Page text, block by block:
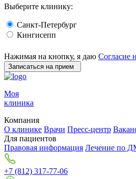
Выберите клинику:
Санкт-Петербург
Кингисепп
Нажимая на кнопку, я даю Согласие
Записаться на прием
Моя
клиника
Компания
О клинике Врачи Пресс-центр
Для пациентов
Правовая информация Лечение по
+7 (812) 317-77-06